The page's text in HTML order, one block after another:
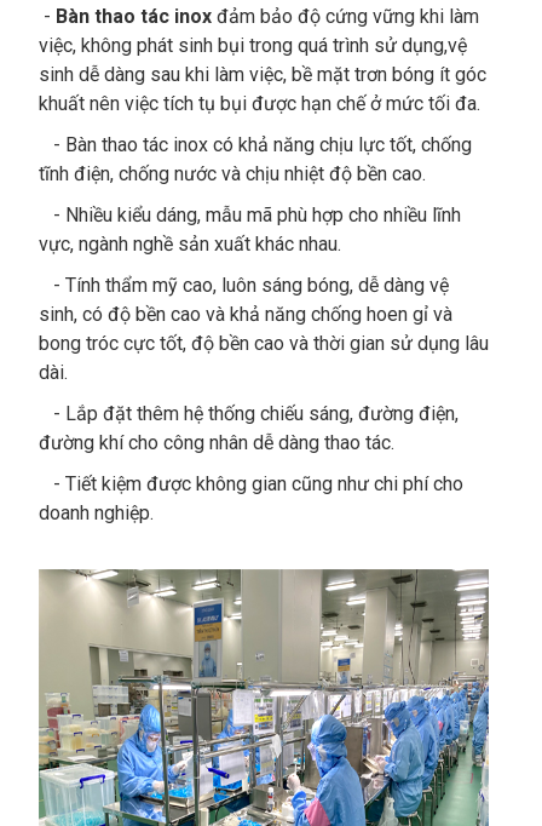
- Bàn thao tác inox đảm bảo độ cứng vững khi làm
việc, không phát sinh bụi trong quá trình sử dụng,vệ
sinh dễ dàng sau khi làm việc, bề mặt trơn bóng ít góc
khuất nên việc tích tụ bụi được hạn chế ở mức tối đa.
- Bàn thao tác inox có khả năng chịu lực tốt, chống
tĩnh điện, chống nước và chịu nhiệt độ bền cao.
- Nhiều kiểu dáng, mẫu mã phù hợp cho nhiều lĩnh
vực, ngành nghề sản xuất khác nhau.
- Tính thẩm mỹ cao, luôn sáng bóng, dễ dàng vệ
sinh, có độ bền cao và khả năng chống hoen gỉ và
bong tróc cực tốt, độ bền cao và thời gian sử dụng lâu
dài.
- Lắp đặt thêm hệ thống chiếu sáng, đường điện,
đường khí cho công nhân dễ dàng thao tác.
- Tiết kiệm được không gian cũng như chi phí cho
doanh nghiệp.